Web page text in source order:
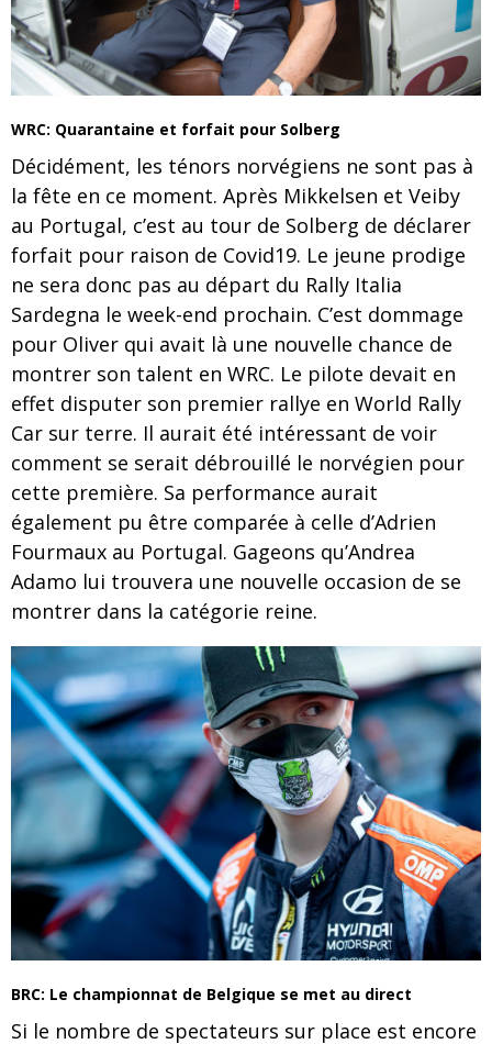
WRC: Quarantaine et forfait pour Solberg
Décidément, les ténors norvégiens ne sont pas à
la fête en ce moment. Après Mikkelsen et Veiby
au Portugal, c’est au tour de Solberg de déclarer
forfait pour raison de Covid19. Le jeune prodige
ne sera donc pas au départ du Rally Italia
Sardegna le week-end prochain. C’est dommage
pour Oliver qui avait là une nouvelle chance de
montrer son talent en WRC. Le pilote devait en
effet disputer son premier rallye en World Rally
Car sur terre. Il aurait été intéressant de voir
comment se serait débrouillé le norvégien pour
cette première. Sa performance aurait
également pu être comparée à celle d’Adrien
Fourmaux au Portugal. Gageons qu’Andrea
Adamo lui trouvera une nouvelle occasion de se
montrer dans la catégorie reine.
BRC: Le championnat de Belgique se met au direct
Si le nombre de spectateurs sur place est encore